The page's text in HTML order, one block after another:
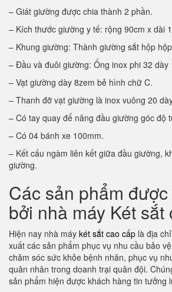
– Giát giường được chia thành 2 phần.
– Kích thước giường y tế: rộng 90cm x dài
– Khung giường: Thành giường sắt hộp
– Đầu và đuôi giường: Ống inox phi 32 dày
– Vạt giường dày 8zem bẻ hình chữ C.
– Thanh đỡ vạt giường là inox vuông 20
– Có tay quay để nâng đầu giường góc độ
– Có 04 bánh xe 100mm.
– Kết cấu ngàm liên kết giữa đầu giường,
giường.
Các sản phẩm
bởi nhà máy Két sắt
Hiện nay nhà máy két sắt cao cấp là địa
xuất các sản phẩm phục vụ nhu cầu bảo
chăm sóc sức khỏe bệnh nhân, phục vụ
quân nhân trong doanh trại quân đội.
sản phẩm hiện được khách hàng tin tưởng